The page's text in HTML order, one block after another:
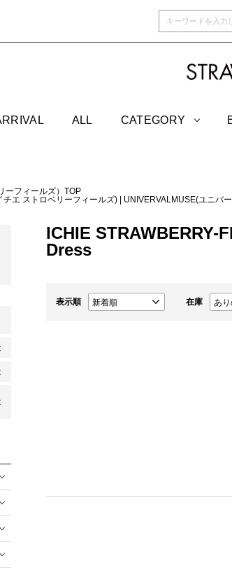
ALL CATEGORY
ーフィールズ）TOP
チエ ストロベリーフィールズ)
UNIVERVALMUSE(ユニバ
ICHIE STRAWBERRY-
Dress
表示順 在庫